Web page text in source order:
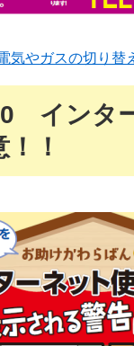
やガスの切り替
インタ
！